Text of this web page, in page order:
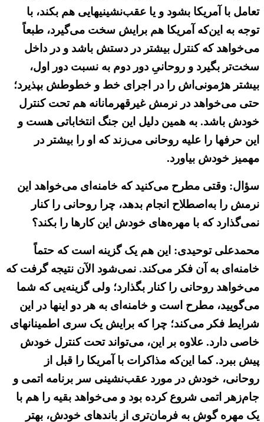
تعامل با آمریکا بشود و یا عقب‌نشینیهایی هم بکند، با
توجه به این‌که آمریکا هم برایش سخت می‌گیرد، طبعاً
می‌خواهد که کنترل بیشتر در دستش باشد و در داخل
سخت‌تر بگیرد و روحانیِ دور دوم به نسبت دور اول،
بیشتر هژمونی‌اش را در اجرای خط و خطوطش بپذیرد؛
حتی می‌خواهد در نرمش غیرقهرمانانه هم تحت کنترل
خودش باشد. به همین دلیل این جنگ انتخاباتی هست و
این حرفها را علیه روحانی می‌زند که او را بیشتر در
مهمیز خودش بیاورد.
سؤال: وقتی مطرح می‌کنید که خامنه‌ای می‌خواهد این
نرمش را به‌اصطلاح انجام بدهد، چرا روحانی را کنار
نمی‌گذارد که با مهره‌های خودش این کارها را بکند؟
محمدعلی توحیدی: این هم یک گزینه است که حتماً
خامنه‌ای به آن فکر می‌کند. نمی‌شود الآن نتیجه گرفت که
می‌خواهد روحانی را کنار بگذارد؛ ولی گزینه‌یی که شما
می‌گویید، مطرح است و خامنه‌ای به هر دو اینها در این
شرایط فکر می‌کند؛ چرا که برایش یک سری اطمینانهای
خاصی دارد. علاوه بر این، می‌تواند تحت کنترل خودش
پیش ببرد. کما این‌که مذاکرات با آمریکا را قبل از
روحانی، خودش در مورد عقب‌نشینی سر برنامه اتمی و
جام‌زهر اتمی شروع کرده بود و می‌خواهد بقیه را هم با
یک مهره گوش به فرمان‌تری از باندهای خودش، بهتر